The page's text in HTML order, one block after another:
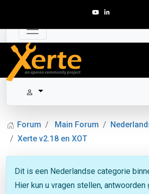
Forum Main Forum
Xerte v2.18 en XOT
Dit is een Nederlandse categorie
Hier kun u vragen stellen, antwoorden